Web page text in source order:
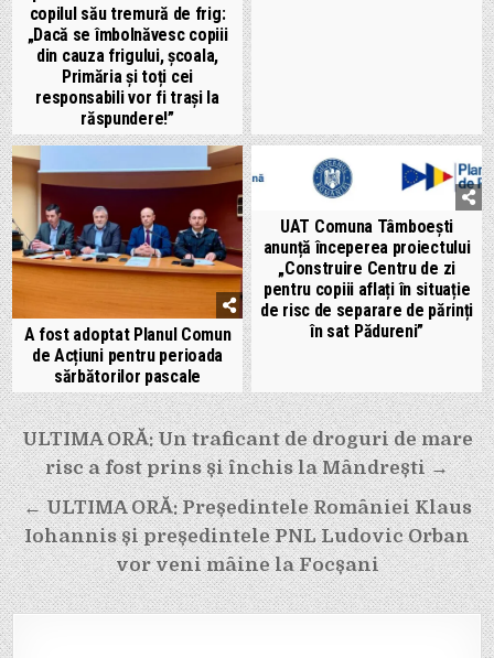
copilul său tremură de frig:
„Dacă se îmbolnăvesc copiii
din cauza frigului, școala,
Primăria și toți cei
responsabili vor fi trași la
răspundere!”
A fost adoptat Planul Comun
de Acțiuni pentru perioada
sărbătorilor pascale
UAT Comuna Tâmboești
anunță începerea proiectului
„Construire Centru de zi
pentru copiii aflați în situație
de risc de separare de părinți
în sat Pădureni”
Navigare
în
articole
ULTIMA ORĂ: Un traficant de droguri de mare
risc a fost prins și închis la Mândrești →
← ULTIMA ORĂ: Președintele României Klaus
Iohannis și președintele PNL Ludovic Orban
vor veni mâine la Focșani